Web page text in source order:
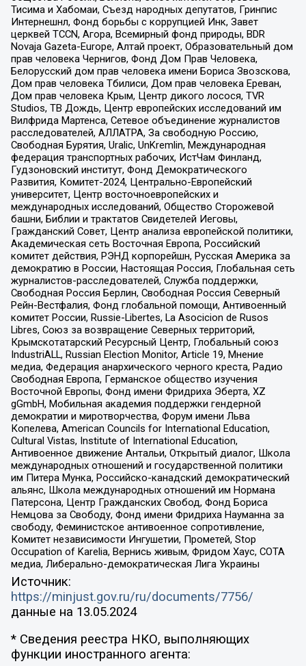
Тисима и Хабомаи, Съезд народных депутатов, Гринпис
Интернешнл, Фонд борьбы с коррупцией Инк, Завет
церквей TCCN, Агора, Всемирный фонд природы, BDR
Novaja Gazeta-Europe, Алтай проект, Образовательный дом
прав человека Чернигов, Фонд Дом Прав Человека,
Белорусский дом прав человека имени Бориса Звозскова,
Дом прав человека Тбилиси, Дом прав человека Ереван,
Дом прав человека Крым, Центр дикого лосося, TVR
Studios, ТВ Дождь, Центр европейских исследований им
Вилфрида Мартенса, Сетевое объединение журналистов
расследователей, АЛЛАТРА, За свободную Россию,
Свободная Бурятия, Uralic, UnKremlin, Международная
федерация транспортных рабочих, ИстЧам Финланд,
Гудзоновский институт, Фонд Демократического
Развития, Комитет-2024, Центрально-Европейский
университет, Центр восточноевропейских и
международных исследований, Общество Сторожевой
башни, Библии и трактатов Свидетелей Иеговы,
Гражданский Совет, Центр анализа европейской политики,
Академическая сеть Восточная Европа, Российский
комитет действия, РЭНД корпорейшн, Русская Америка за
демократию в России, Настоящая Россия, Глобальная сеть
журналистов-расследователей, Служба поддержки,
Свободная Россия Берлин, Свободная Россия Северный
Рейн-Вестфалия, Фонд глобальной помощи, Антивоенный
комитет России, Russie-Libertes, La Asocicion de Rusos
Libres, Союз за возвращение Северных территорий,
Крымскотатарский Ресурсный Центр, Глобальный союз
IndustriALL, Russian Election Monitor, Article 19, Мнение
медиа, Федерация анархического черного креста, Радио
Свободная Европа, Германское общество изучения
Восточной Европы, Фонд имени Фридриха Эберта, XZ
gGmbH, Мобильная академия поддержки гендерной
демократии и миротворчества, Форум имени Льва
Копелева, American Councils for International Education,
Cultural Vistas, Institute of International Education,
Антивоенное движение Антальи, Открытый диалог, Школа
международных отношений и государственной политики
им Питера Мунка, Российско-канадский демократический
альянс, Школа международных отношений им Нормана
Патерсона, Центр Гражданских Свобод, Фонд Бориса
Немцова за Свободу, Фонд имени Фридриха Науманна за
свободу, Феминистское антивоенное сопротивление,
Комитет независимости Ингушетии, Прометей, Stop
Occupation of Karelia, Вернись живым, Фридом Хаус, СОТА
медиа, Либерально-демократическая Лига Украины
Источник:
https://minjust.gov.ru/ru/documents/7756/
данные на 13.05.2024
* Сведения реестра НКО, выполняющих
функции иностранного агента: